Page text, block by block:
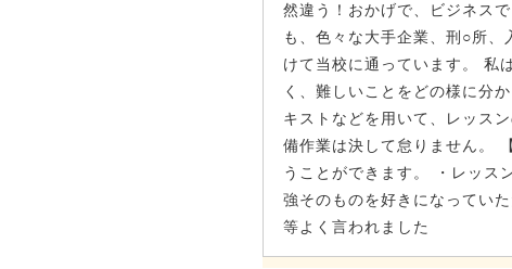
然違う！おかげで、ビジネス
も、色々な大手企業、刑○所
けて当校に通っています。 私
く、難しいことをどの様に分
キストなどを用いて、レッス
備作業は決して怠りません。
うことができます。 ・レッス
強そのものを好きになってい
等よく言われました